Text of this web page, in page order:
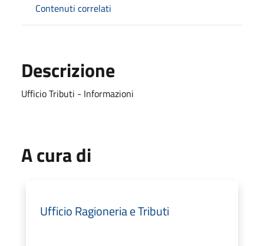
Contenuti correlati
Descrizione
Ufficio Tributi - Informazioni
A cura di
Ufficio Ragioneria e Tributi